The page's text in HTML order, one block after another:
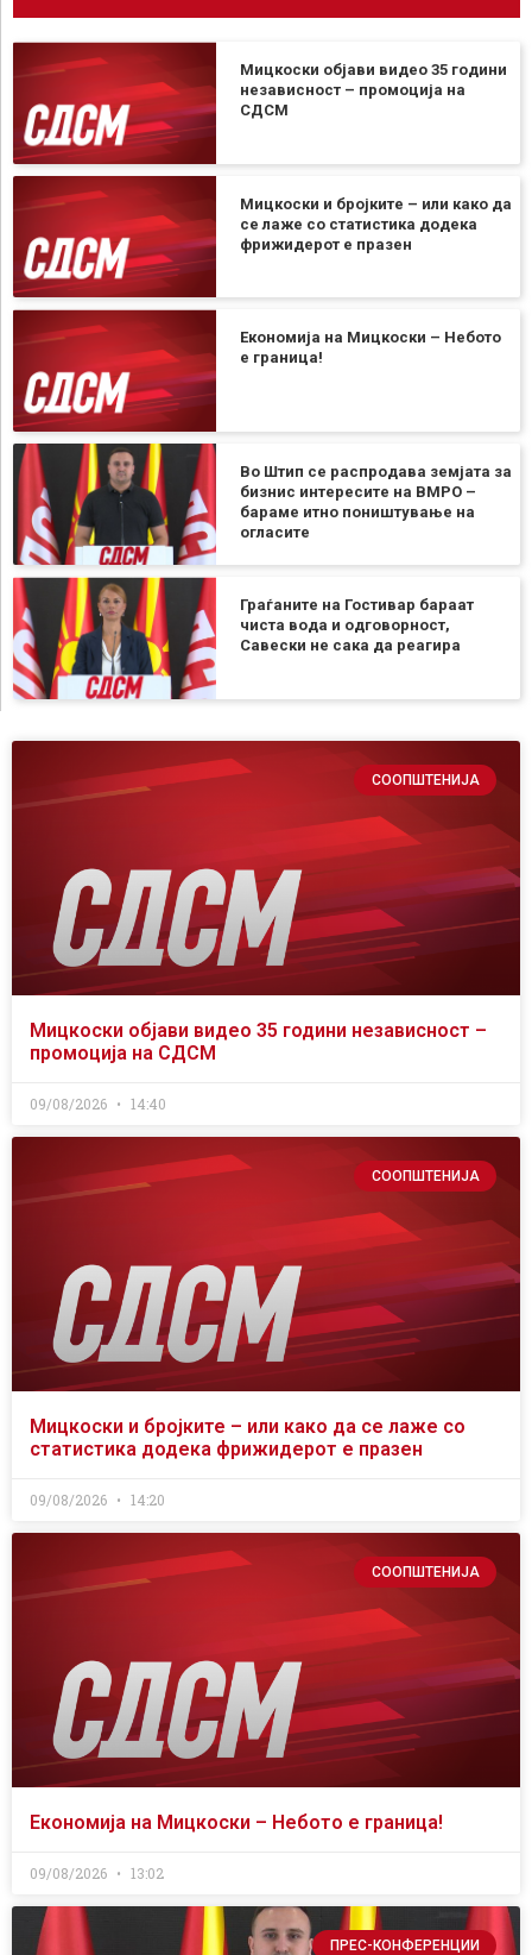
Мицкоски објави видео 35 години
независност – промоција на
СДСМ
Мицкоски и бројките – или како да
се лаже со статистика додека
фрижидерот е празен
Економија на Мицкоски – Небото
е граница!
Во Штип се распродава земјата за
бизнис интересите на ВМРО –
бараме итно поништување на
огласите
Граѓаните на Гостивар бараат
чиста вода и одговорност,
Савески не сака да реагира
СООПШТЕНИЈА
Мицкоски објави видео 35 години независност –
промоција на СДСМ
09/08/2026 14:40
СООПШТЕНИЈА
Мицкоски и бројките – или како да се лаже со
статистика додека фрижидерот е празен
09/08/2026 14:20
СООПШТЕНИЈА
Економија на Мицкоски – Небото е граница!
09/08/2026 13:02
ПРЕС-КОНФЕРЕНЦИИ